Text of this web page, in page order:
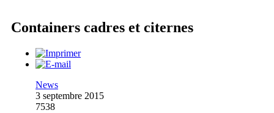
Containers cadres et citernes
News
3 septembre 2015
7538